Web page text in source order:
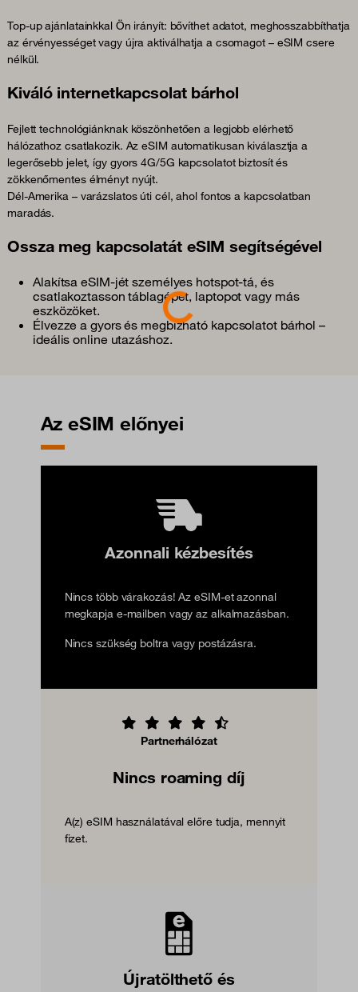
Top-up ajánlatainkkal Ön irányít: bővíthet adatot, meghosszabbíthatja
az érvényességet vagy újra aktiválhatja a csomagot – eSIM csere
nélkül.
Kiváló internetkapcsolat bárhol
Fejlett technológiánknak köszönhetően a legjobb elérhető
hálózathoz csatlakozik. Az eSIM automatikusan kiválasztja a
legerősebb jelet, így gyors 4G/5G kapcsolatot biztosít és
zökkenőmentes élményt nyújt.
Dél-Amerika – varázslatos úti cél, ahol fontos a kapcsolatban
maradás.
Ossza meg kapcsolatát eSIM segítségével
Alakítsa eSIM-jét személyes hotspot-tá, és
csatlakoztasson táblagépet, laptopot vagy más
eszközöket.
Élvezze a gyors és megbízható kapcsolatot bárhol –
ideális online utazáshoz.
Az eSIM előnyei
Azonnali kézbesítés
Nincs több várakozás! Az eSIM-et azonnal
megkapja e-mailben vagy az alkalmazásban.
Nincs szükség boltra vagy postázásra.
Partnerhálózat
Nincs roaming díj
A(z) eSIM használatával előre tudja, mennyit
fizet.
Újratölthető és
Loading...